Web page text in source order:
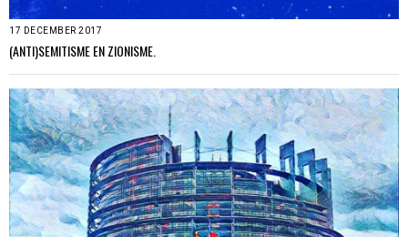
17 DECEMBER 2017
(ANTI)SEMITISME EN ZIONISME.